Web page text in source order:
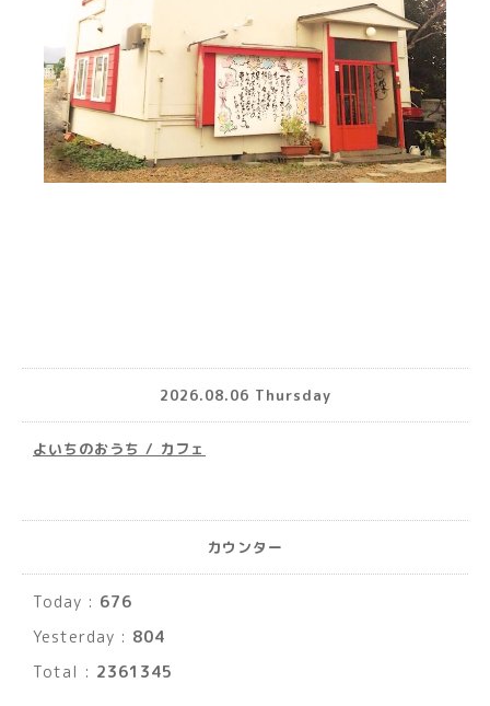
2026.08.06 Thursday
よいちのおうち / カフェ
カウンター
Today : 676
Yesterday : 804
Total : 2361345